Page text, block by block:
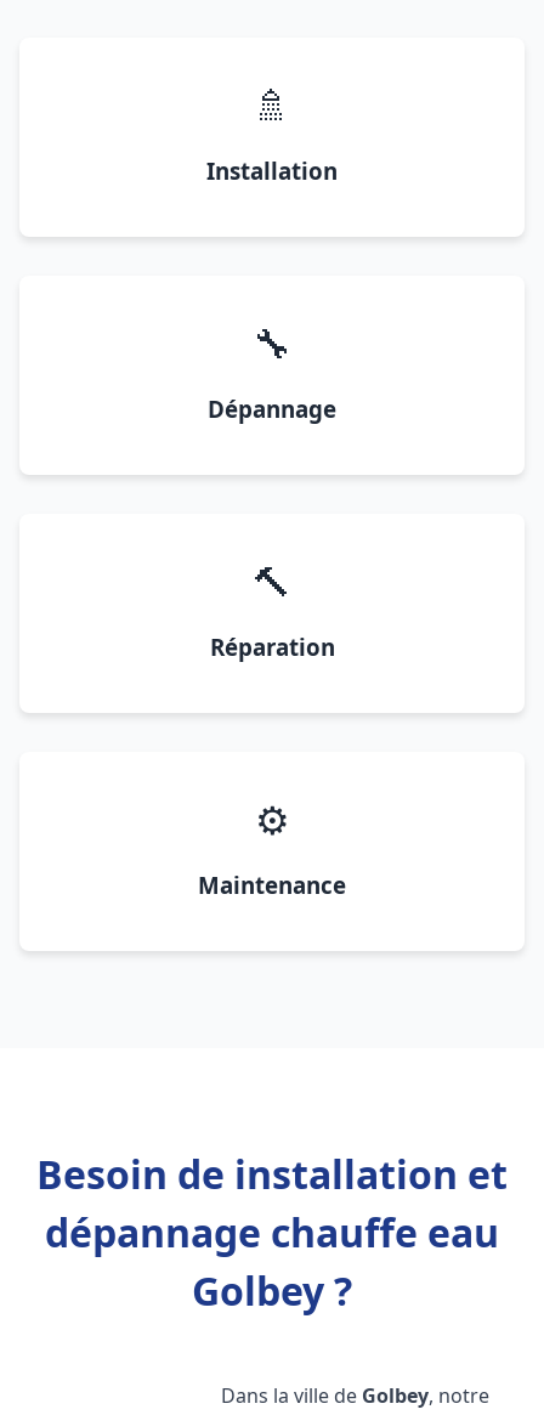
🚿
Installation
🔧
Dépannage
🔨
Réparation
⚙️
Maintenance
Besoin de installation et
dépannage chauffe eau
Golbey ?
Dans la ville de Golbey, notre